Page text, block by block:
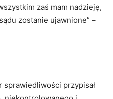
zaś mam nadzieję,
zostanie ujawnione” –
sprawiedliwości przypisał